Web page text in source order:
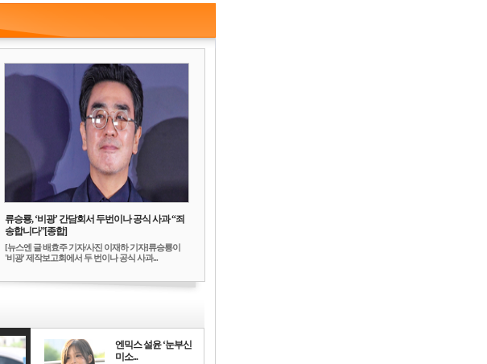
류승룡, ‘비광’ 간담회서 두번이나 공식 사과 “죄
송합니다”[종합]
[뉴스엔 글 배효주 기자/사진 이재하 기자]류승룡이
'비광' 제작보고회에서 두 번이나 공식 사과...
엔믹스 설윤 ‘눈부신
미소...